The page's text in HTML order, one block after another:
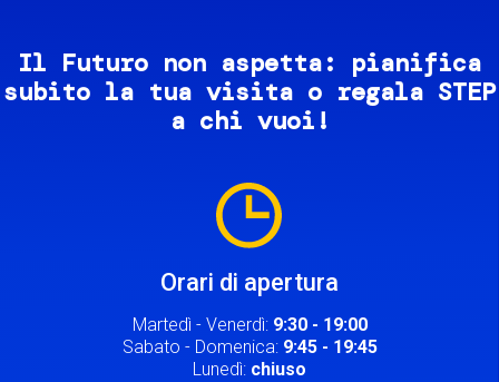
Il Futuro non aspetta: pianifica
subito la tua visita o regala STEP
a chi vuoi!
Orari di apertura
Martedì - Venerdì: 9:30 - 19:00
Sabato - Domenica: 9:45 - 19:45
Lunedì: chiuso